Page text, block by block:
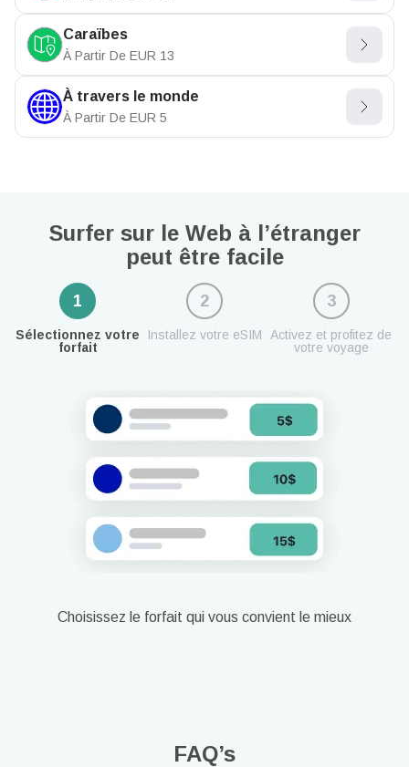
Caraïbes
À Partir De EUR 13
À travers le monde
À Partir De EUR 5
Surfer sur le Web à l’étranger
peut être facile
1
Sélectionnez votre
forfait
2
Installez votre eSIM
3
Activez et profitez de
votre voyage
Choisissez le forfait qui vous convient le mieux
FAQ’s